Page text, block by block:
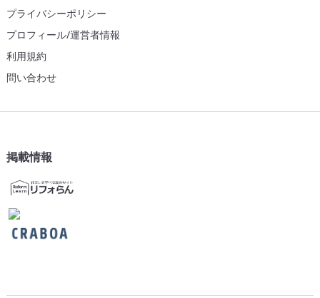
プライバシーポリシー
プロフィール/運営者情報
利用規約
問い合わせ
掲載情報